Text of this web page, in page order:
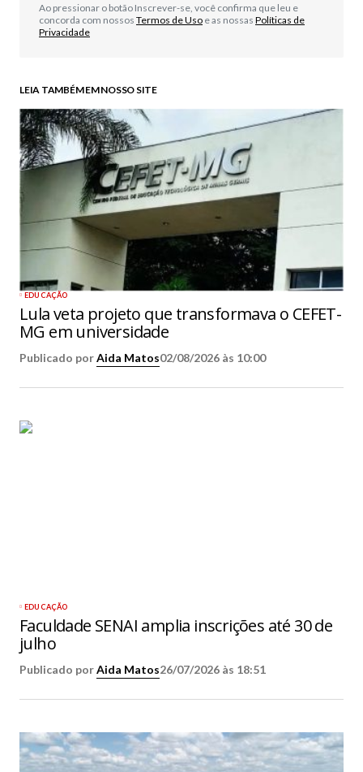
Ao pressionar o botão Inscrever-se, você confirma que leu e
concorda com nossos Termos de Uso e as nossas Políticas de
Privacidade
LEIA TAMBÉM EM NOSSO SITE
EDUCAÇÃO
Lula veta projeto que transformava o CEFET-
MG em universidade
Publicado porAida Matos02/08/2026 às 10:00
EDUCAÇÃO
Faculdade SENAI amplia inscrições até 30 de
julho
Publicado porAida Matos26/07/2026 às 18:51